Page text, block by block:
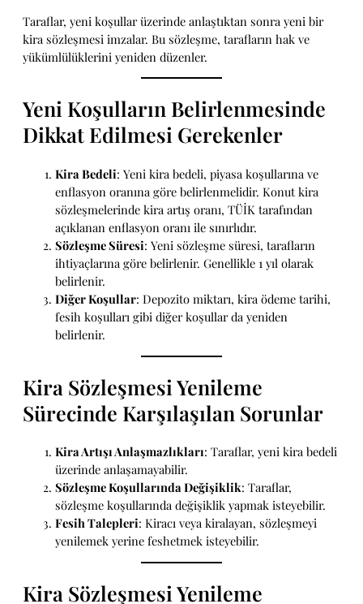
Taraflar, yeni koşullar üzerinde anlaştıktan sonra yeni bir
kira sözleşmesi imzalar. Bu sözleşme, tarafların hak ve
yükümlülüklerini yeniden düzenler.
Yeni Koşulların Belirlenmesinde
Dikkat Edilmesi Gerekenler
Kira Bedeli: Yeni kira bedeli, piyasa koşullarına ve
enflasyon oranına göre belirlenmelidir. Konut kira
sözleşmelerinde kira artış oranı, TÜİK tarafından
açıklanan enflasyon oranı ile sınırlıdır.
Sözleşme Süresi: Yeni sözleşme süresi, tarafların
ihtiyaçlarına göre belirlenir. Genellikle 1 yıl olarak
belirlenir.
Diğer Koşullar: Depozito miktarı, kira ödeme tarihi,
fesih koşulları gibi diğer koşullar da yeniden
belirlenir.
Kira Sözleşmesi Yenileme
Sürecinde Karşılaşılan Sorunlar
Kira Artışı Anlaşmazlıkları: Taraflar, yeni kira bedeli
üzerinde anlaşamayabilir.
Sözleşme Koşullarında Değişiklik: Taraflar,
sözleşme koşullarında değişiklik yapmak isteyebilir.
Fesih Talepleri: Kiracı veya kiralayan, sözleşmeyi
yenilemek yerine feshetmek isteyebilir.
Kira Sözleşmesi Yenileme